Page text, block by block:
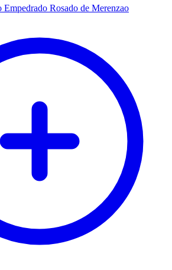
Rosado de Merenzao